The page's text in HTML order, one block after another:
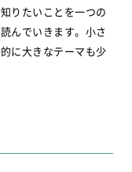
りたいことを一つの
んでいきます。小さ
に大きなテーマも少